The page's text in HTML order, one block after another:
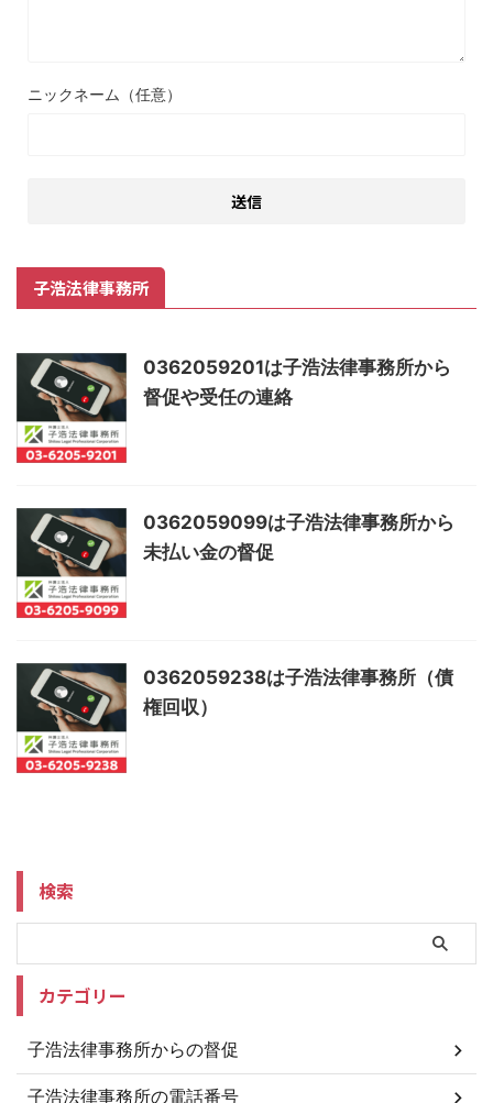
ニックネーム（任意）
子浩法律事務所
0362059201は子浩法律事務所から
督促や受任の連絡
0362059099は子浩法律事務所から
未払い金の督促
0362059238は子浩法律事務所（債
権回収）
検索
カテゴリー
子浩法律事務所からの督促
子浩法律事務所の電話番号